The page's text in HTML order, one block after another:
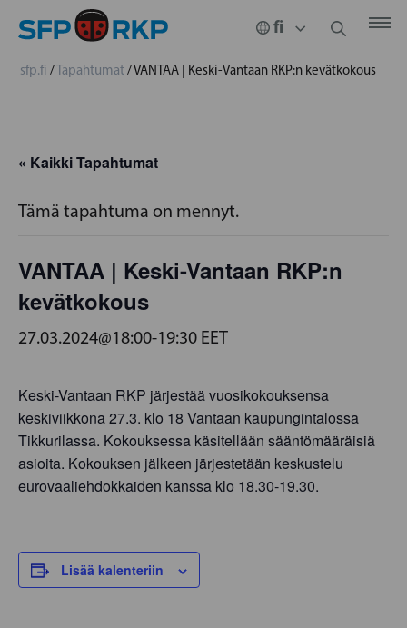
sfp.fi /Tapahtumat/VANTAA | Keski-Vantaan RKP:n kevätkokous
« Kaikki Tapahtumat
Tämä tapahtuma on mennyt.
VANTAA | Keski-Vantaan RKP:n
kevätkokous
27.03.2024@18:00-19:30 EET
Keski-Vantaan RKP järjestää vuosikokouksensa
keskiviikkona 27.3. klo 18 Vantaan kaupungintalossa
Tikkurilassa. Kokouksessa käsitellään sääntömääräisiä
asioita. Kokouksen jälkeen järjestetään keskustelu
eurovaaliehdokkaiden kanssa klo 18.30-19.30.
Lisää kalenteriin